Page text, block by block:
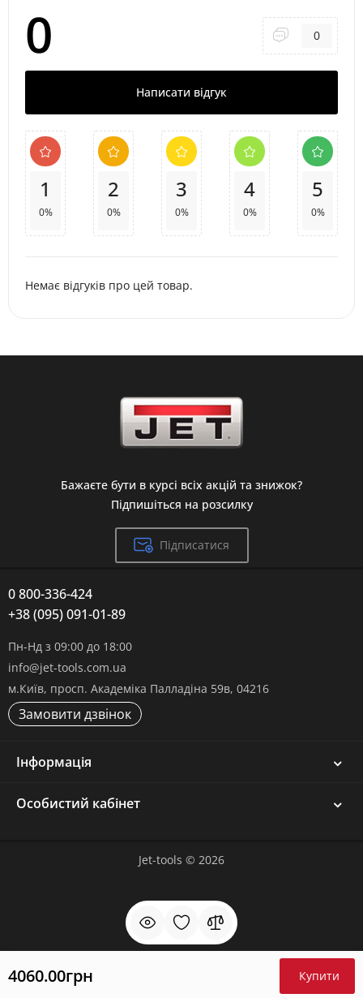
0 0
Написати відгук
1
0%
2
0%
3
0%
4
0%
5
0%
Немає відгуків про цей товар.
4060.00грн Купити
Бажаєте бути в курсі всіх акцій та знижок?
Підпишіться на розсилку
Підписатися
0 800-336-424
+38 (095) 091-01-89
Пн-Нд з 09:00 до 18:00
info@jet-tools.com.ua
м.Київ, просп. Академіка Палладіна 59в, 04216
Замовити дзвінок
Інформація
Особистий кабінет
Jet-tools © 2026